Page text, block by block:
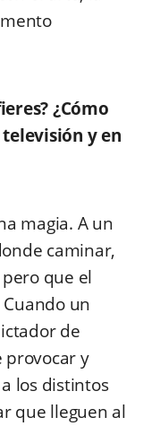
¿Cómo
y en
magia. A un
caminar,
que el
un
de
provocar y
los distintos
que lleguen al